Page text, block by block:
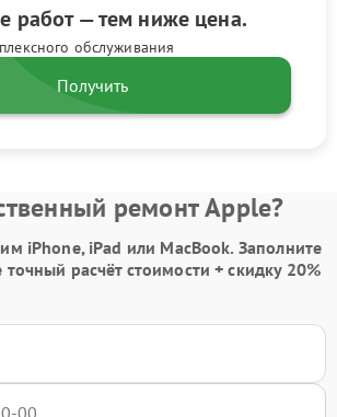
работ — тем ниже цена.
обслуживания
Получить
ремонт Apple?
iPhone, iPad или MacBook. Заполните
расчёт стоимости +скидку 20%